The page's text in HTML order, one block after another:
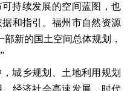
持续发展的空间蓝图，也
和指引。福州市自然资源
新的国土空间总体规划，
城乡规划、土地利用规划
经济社会高速发展，时代